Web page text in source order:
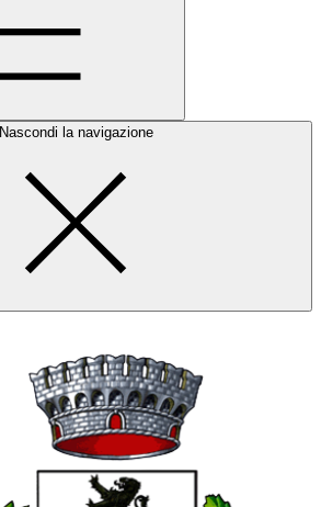
Nascondi la navigazione